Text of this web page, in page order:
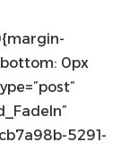
0px
5291-